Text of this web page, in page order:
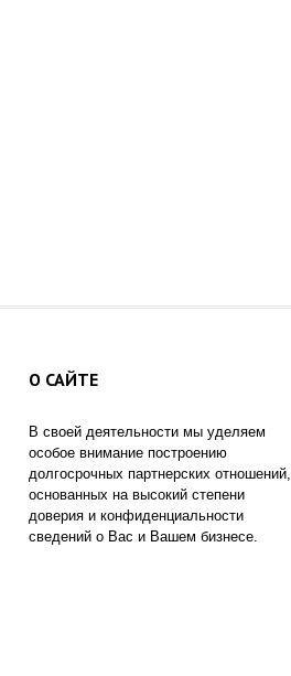
О САЙТЕ
В своей деятельности мы уделяем
особое внимание построению
долгосрочных партнерских отношений,
основанных на высокий степени
доверия и конфиденциальности
сведений о Вас и Вашем бизнесе.